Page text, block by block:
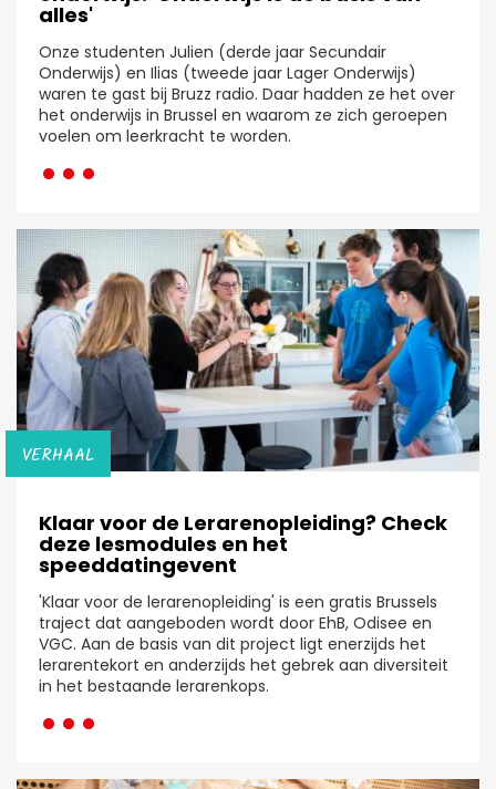
alles'
Onze studenten Julien (derde jaar Secundair
Onderwijs) en Ilias (tweede jaar Lager Onderwijs)
waren te gast bij Bruzz radio. Daar hadden ze het over
het onderwijs in Brussel en waarom ze zich geroepen
voelen om leerkracht te worden.
···
VERHAAL
Klaar voor de Lerarenopleiding? Check
deze lesmodules en het
speeddatingevent
'Klaar voor de lerarenopleiding' is een gratis Brussels
traject dat aangeboden wordt door EhB, Odisee en
VGC. Aan de basis van dit project ligt enerzijds het
lerarentekort en anderzijds het gebrek aan diversiteit
in het bestaande lerarenkops.
···